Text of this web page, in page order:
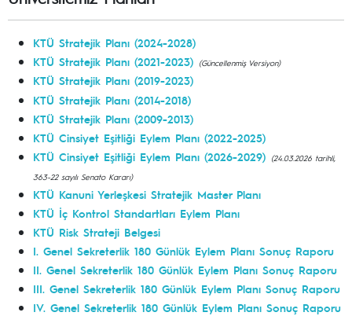
KTÜ Stratejik Planı (2024-2028)
KTÜ Stratejik Planı (2021-2023)
(Güncellenmiş Versiyon)
KTÜ Stratejik Planı (2019-2023)
KTÜ Stratejik Planı (2014-2018)
KTÜ Stratejik Planı (2009-2013)
KTÜ Cinsiyet Eşitliği Eylem Planı (2022-2025)
KTÜ Cinsiyet Eşitliği Eylem Planı (2026-2029)
(24.03.2026 tarihli,
363-22 sayılı Senato Kararı)
KTÜ Kanuni Yerleşkesi Stratejik Master Planı
KTÜ İç Kontrol Standartları Eylem Planı
KTÜ Risk Strateji Belgesi
I. Genel Sekreterlik 180 Günlük Eylem Planı Sonuç Raporu
II. Genel Sekreterlik 180 Günlük Eylem Planı Sonuç Raporu
III. Genel Sekreterlik 180 Günlük Eylem Planı Sonuç Raporu
IV. Genel Sekreterlik 180 Günlük Eylem Planı Sonuç Raporu